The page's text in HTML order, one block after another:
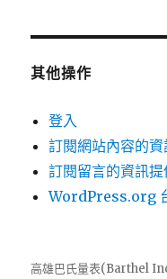
其他操作
登入
訂閱網站內容的
訂閱留言的資訊提
WordPress.org
高雄巴氏量表(Barthel